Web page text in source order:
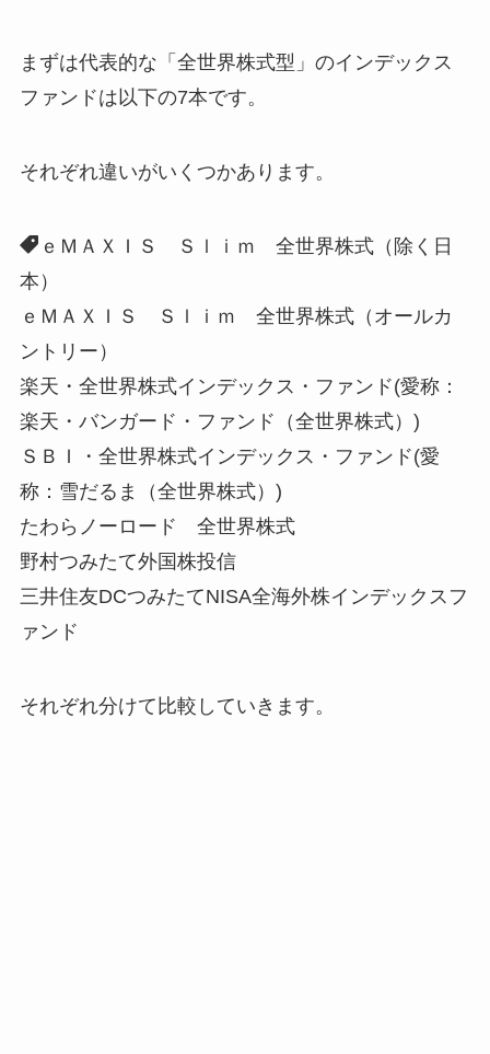
まずは代表的な「全世界株式型」のインデックス
ファンドは以下の7本です。
それぞれ違いがいくつかあります。
ｅＭＡＸＩＳ Ｓｌｉｍ 全世界株式（除く日
本）
ｅＭＡＸＩＳ Ｓｌｉｍ 全世界株式（オールカ
ントリー）
楽天・全世界株式インデックス・ファンド(愛称：
楽天・バンガード・ファンド（全世界株式）)
ＳＢＩ・全世界株式インデックス・ファンド(愛
称：雪だるま（全世界株式）)
たわらノーロード 全世界株式
野村つみたて外国株投信
三井住友DCつみたてNISA全海外株インデックスフ
ァンド
それぞれ分けて比較していきます。